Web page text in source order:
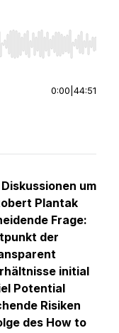
End to jump to
0:00 44:51
um
Plantak
Frage:
der
initial
Potential
Risiken
des How to